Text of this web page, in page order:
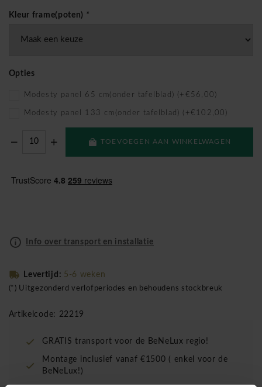
Kleur frame(poten) *
Opties
Modesty panel 65 cm(onder tafelblad) (+€56,00)
Modesty panel 133 cm(onder tafelblad) (+€102,00)
TOEVOEGEN AAN WINKELWAGEN
Info over transport en installatie
Levertijd: 5-6 weken
(*) Uitgezonderd verlofperiodes en behoudens stockbreuk
Artikelcode: 22219
GRATIS transport voor de BeNeLux regio!
Montage inclusief vanaf €1500 ( enkel voor de
BeNeLux!)